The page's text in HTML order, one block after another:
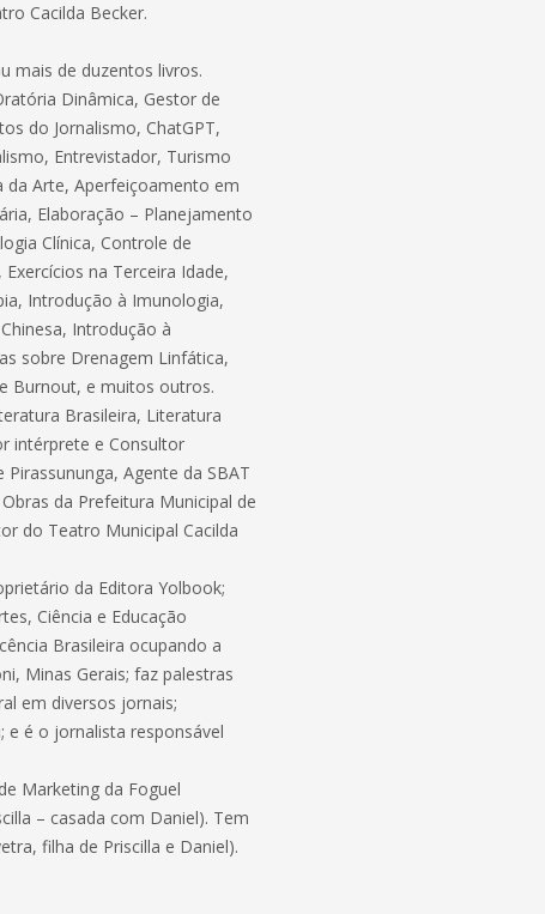
Cacilda Becker.
mais de duzentos livros.
Dinâmica, Gestor de
do Jornalismo, ChatGPT,
Entrevistador, Turismo
da Arte, Aperfeiçoamento em
Elaboração – Planejamento
Clínica, Controle de
na Terceira Idade,
Introdução à Imunologia,
Introdução à
sobre Drenagem Linfática,
Burnout, e muitos outros.
Brasileira, Literatura
intérprete e Consultor
Agente da SBAT
da Prefeitura Municipal de
do Teatro Municipal Cacilda
da Editora Yolbook;
Ciência e Educação
Brasileira ocupando a
Minas Gerais; faz palestras
em diversos jornais;
e é o jornalista responsável
Marketing da Foguel
– casada com Daniel). Tem
filha de Priscilla e Daniel).